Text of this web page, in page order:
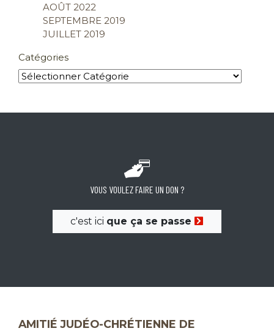
AOÛT 2022
SEPTEMBRE 2019
JUILLET 2019
Catégories
VOUS VOULEZ FAIRE UN DON ?
c'est ici que ça se passe
AMITIÉ JUDÉO-CHRÉTIENNE DE